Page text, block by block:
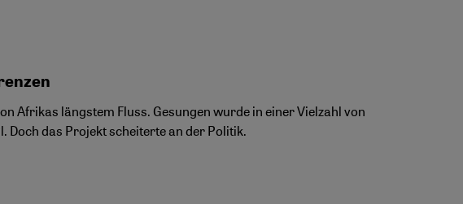
Afrikas längstem Fluss. Gesungen wurde in einer Vielzahl von
Doch das Projekt scheiterte an der Politik.